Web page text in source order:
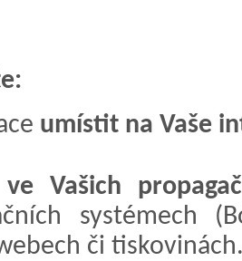
umístit na Vaše
Vašich
systémech
či